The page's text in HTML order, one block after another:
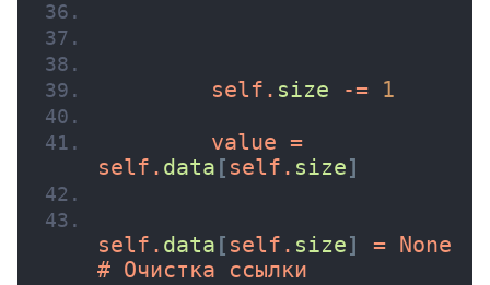
        self.
size -= 1
        value =
self. data [ self. size]
self. data [ self. size]
= None
# Очистка ссылки